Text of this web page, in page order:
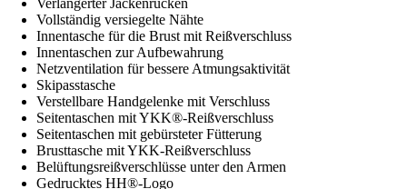
Vollständig versiegelte Nähte
Innentasche für die Brust mit Reißverschluss
Innentaschen zur Aufbewahrung
Netzventilation für bessere Atmungsaktivität
Skipasstasche
Verstellbare Handgelenke mit Verschluss
Seitentaschen mit YKK®-Reißverschluss
Seitentaschen mit gebürsteter Fütterung
Brusttasche mit YKK-Reißverschluss
Belüftungsreißverschlüsse unter den Armen
Gedrucktes HH®-Logo